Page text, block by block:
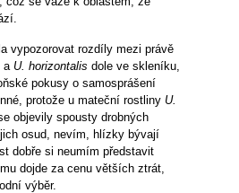
vypozorovat rozdíly mezi právě
a U. horizontalis dole ve skleníku,
pokusy o samosprášení
protože u mateční rostliny U.
objevily spousty drobných
osud, nevím, hlízky bývají
dobře si neumím představit
dojde za cenu větších ztrát,
výběr.